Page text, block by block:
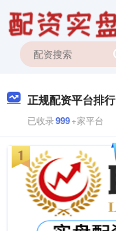
正规配资平台排行
已收录999+家平台